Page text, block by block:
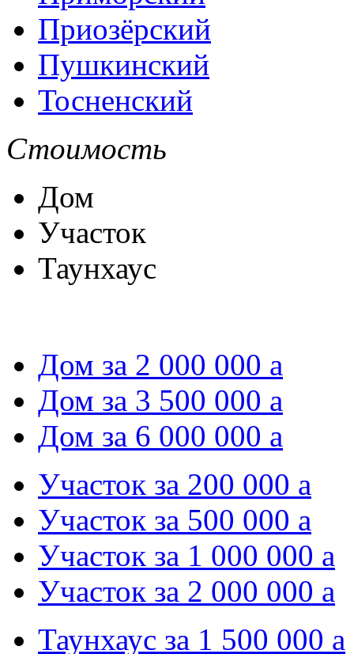
Приозёрский
Пушкинский
Тосненский
Стоимость
Дом
Участок
Таунхаус
Дом за 2 000 000 a
Дом за 3 500 000 a
Дом за 6 000 000 a
Участок за 200 000 a
Участок за 500 000 a
Участок за 1 000 000 a
Участок за 2 000 000 a
Таунхаус за 1 500 000 a